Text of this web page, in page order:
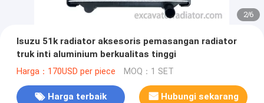
2/6
Isuzu 51k radiator aksesoris pemasangan radiator
truk inti aluminium berkualitas tinggi
Harga：170USD per piece MOQ：1 SET
Harga terbaik Hubungi sekarang